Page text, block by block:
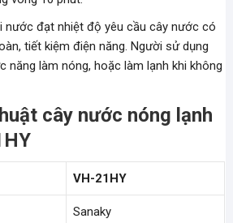
nước đạt nhiệt độ yêu cầu cây nước có
tiết kiệm điện năng. Người sử dụng
làm nóng, hoặc làm lạnh khi không
cây nước nóng lạnh
VH-21HY
Sanaky